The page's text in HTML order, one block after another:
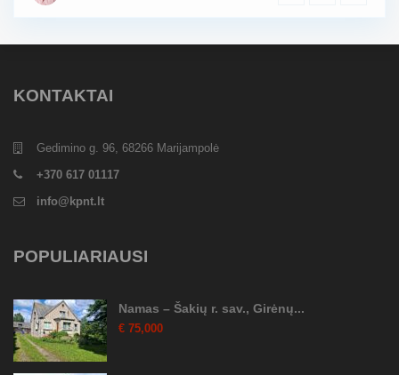
KONTAKTAI
Gedimino g. 96, 68266 Marijampolė
+370 617 01117
info@kpnt.lt
POPULIARIAUSI
Namas – Šakių r. sav., Girėnų...
€ 75,000